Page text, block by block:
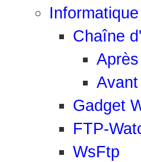
Informatique
Chaîne
Gadget
FTP-
WsFtp